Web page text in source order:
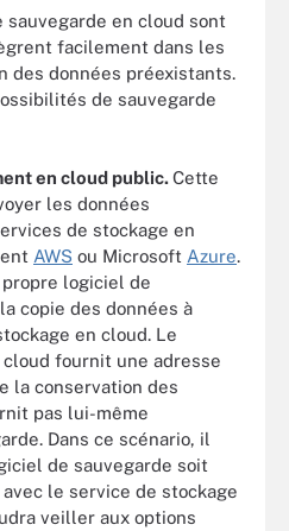
sauvegarde en cloud sont
facilement dans les
des données préexistants.
de sauvegarde
en cloud public.Cette
les données
de stockage en
AWS ou Microsoft Azure.
logiciel de
copie des données à
en cloud. Le
fournit une adresse
la conservation des
pas lui-même
Dans ce scénario, il
de sauvegarde soit
le service de stockage
veiller aux options